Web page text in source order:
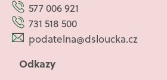
577 006 921
731 518 500
podatelna@dsloucka.cz
Odkazy